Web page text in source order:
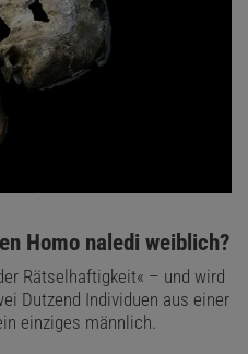
Homo naledi weiblich?
Rätselhaftigkeit« – und wird
Dutzend Individuen aus einer
einziges männlich.